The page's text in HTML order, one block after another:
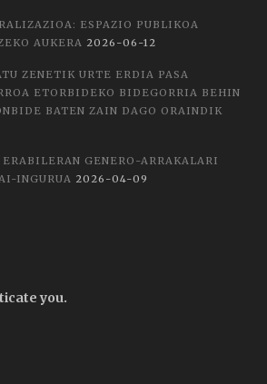
ESPAZIO PUBLIKOA
AUKERA 2026-06-12
ZENETIK URTE ERDIA PASA
ETORBIDEKO BIDEGORRIA BEHIN
BATEN ZAIN DAGO ORAINDIK
GENERO-ARRAKALARI
INGURUA 2026-04-09
you.